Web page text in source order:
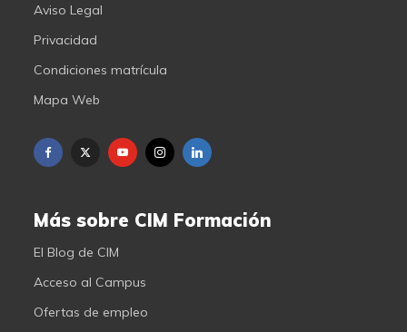
Aviso Legal
Privacidad
Condiciones matrícula
Mapa Web
Más sobre CIM Formación
El Blog de CIM
Acceso al Campus
Ofertas de empleo